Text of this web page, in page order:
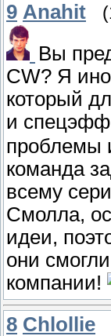
9 Anahit
Вы
CW? Я
который
и
проблемы
команда
всему
Смолла,
идеи,
они
компании!
8 Chlollie